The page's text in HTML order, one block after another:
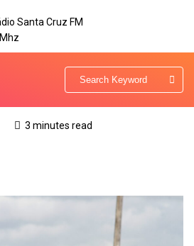
3 minutes read